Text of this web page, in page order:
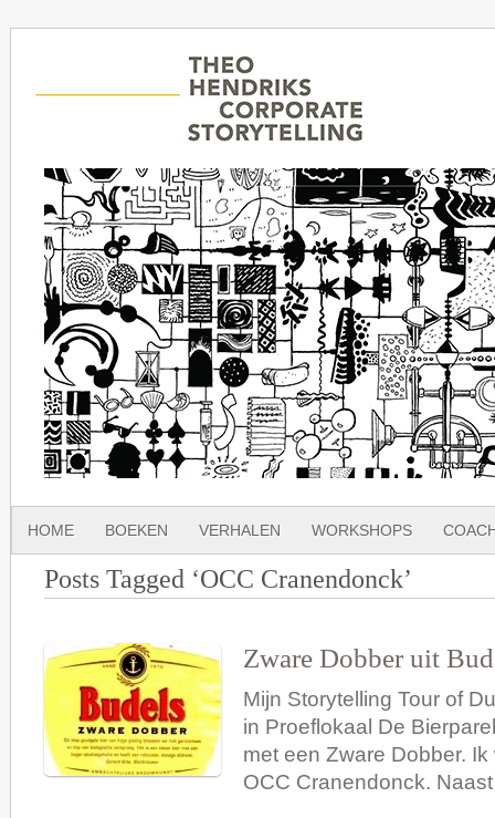
HOME BOEKEN VERHALEN WORKSHOPS
Posts Tagged ‘OCC Cranendonck’
Zware Dobber uit
Mijn Storytelling Tour of
in Proeflokaal De
met een Zware Dobber.
OCC Cranendonck.